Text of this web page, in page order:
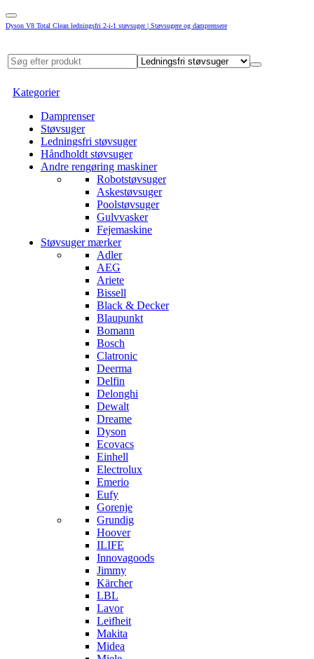
Dyson V8 Total Clean ledningsfri 2-i-1 støvsuger | Støvsugere og damprensere
Kategorier
Damprenser
Støvsuger
Ledningsfri støvsuger
Håndholdt støvsuger
Andre rengøring maskiner
Robotstøvsuger
Askestøvsuger
Poolstøvsuger
Gulvvasker
Fejemaskine
Støvsuger mærker
Adler
AEG
Ariete
Bissell
Black & Decker
Blaupunkt
Bomann
Bosch
Clatronic
Deerma
Delfin
Delonghi
Dewalt
Dreame
Dyson
Ecovacs
Einhell
Electrolux
Emerio
Eufy
Gorenje
Grundig
Hoover
ILIFE
Innovagoods
Jimmy
Kärcher
LBL
Lavor
Leifheit
Makita
Midea